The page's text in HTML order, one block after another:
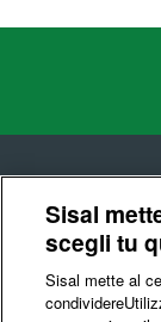
Sisal
scegli tu
Sisal mette al